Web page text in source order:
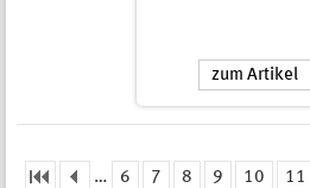
zum Artikel
… 6 7 8 9 10 11